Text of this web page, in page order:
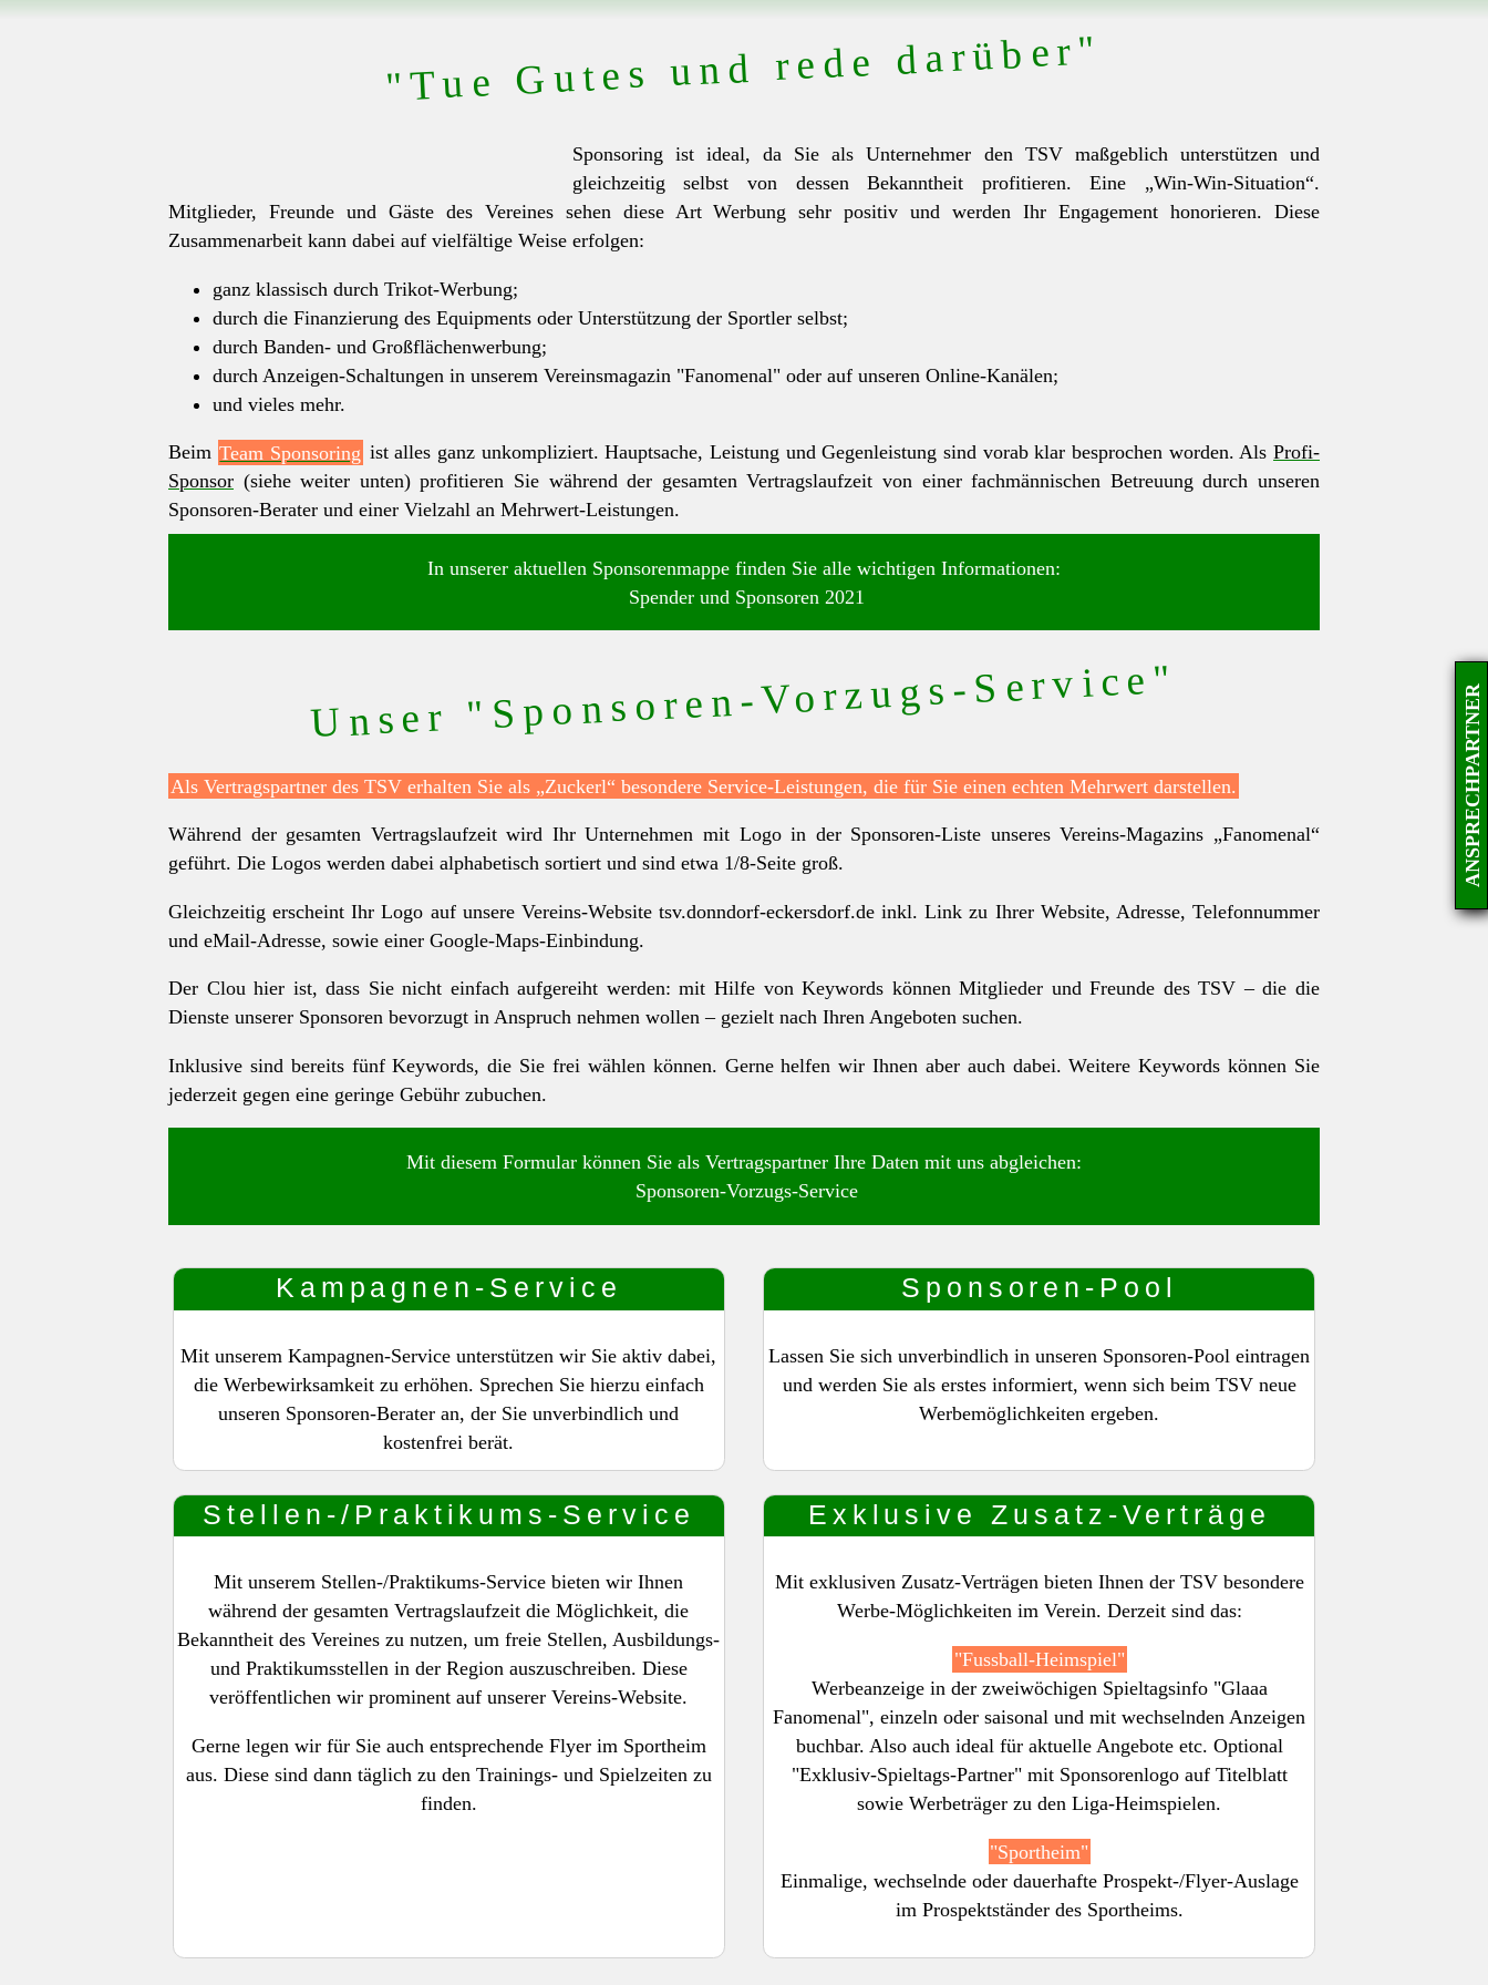
"Tue Gutes und rede darüber"
Sponsoring ist ideal, da Sie als Unternehmer den TSV maßgeblich unterstützen und
gleichzeitig selbst von dessen Bekanntheit profitieren. Eine „Win-Win-Situation“.
Mitglieder, Freunde und Gäste des Vereines sehen diese Art Werbung sehr positiv und werden Ihr Engagement honorieren. Diese
Zusammenarbeit kann dabei auf vielfältige Weise erfolgen:
ganz klassisch durch Trikot-Werbung;
durch die Finanzierung des Equipments oder Unterstützung der Sportler selbst;
durch Banden- und Großflächenwerbung;
durch Anzeigen-Schaltungen in unserem Vereinsmagazin "Fanomenal" oder auf unseren Online-Kanälen;
und vieles mehr.
Beim Team Sponsoring ist alles ganz unkompliziert. Hauptsache, Leistung und Gegenleistung sind vorab klar besprochen worden. AlsProfi-
Sponsor (siehe weiter unten) profitieren Sie während der gesamten Vertragslaufzeit von einer fachmännischen Betreuung durch unseren
Sponsoren-Berater und einer Vielzahl an Mehrwert-Leistungen.
In unserer aktuellen Sponsorenmappe finden Sie alle wichtigen Informationen:
Spender und Sponsoren 2021
Unser "Sponsoren-Vorzugs-Service"
Als Vertragspartner des TSV erhalten Sie als „Zuckerl“ besondere Service-Leistungen, die für Sie einen echten Mehrwert darstellen.
Während der gesamten Vertragslaufzeit wird Ihr Unternehmen mit Logo in der Sponsoren-Liste unseres Vereins-Magazins „Fanomenal“
geführt. Die Logos werden dabei alphabetisch sortiert und sind etwa 1/8-Seite groß.
Gleichzeitig erscheint Ihr Logo auf unsere Vereins-Website tsv.donndorf-eckersdorf.de inkl. Link zu Ihrer Website, Adresse, Telefonnummer
und eMail-Adresse, sowie einer Google-Maps-Einbindung.
Der Clou hier ist, dass Sie nicht einfach aufgereiht werden: mit Hilfe von Keywords können Mitglieder und Freunde des TSV – die die
Dienste unserer Sponsoren bevorzugt in Anspruch nehmen wollen – gezielt nach Ihren Angeboten suchen.
Inklusive sind bereits fünf Keywords, die Sie frei wählen können. Gerne helfen wir Ihnen aber auch dabei. Weitere Keywords können Sie
jederzeit gegen eine geringe Gebühr zubuchen.
Mit diesem Formular können Sie als Vertragspartner Ihre Daten mit uns abgleichen:
Sponsoren-Vorzugs-Service
Kampagnen-Service
Mit unserem Kampagnen-Service unterstützen wir Sie aktiv dabei,
die Werbewirksamkeit zu erhöhen. Sprechen Sie hierzu einfach
unseren Sponsoren-Berater an, der Sie unverbindlich und
kostenfrei berät.
Sponsoren-Pool
Lassen Sie sich unverbindlich in unseren Sponsoren-Pool eintragen
und werden Sie als erstes informiert, wenn sich beim TSV neue
Werbemöglichkeiten ergeben.
Stellen-/Praktikums-Service
Mit unserem Stellen-/Praktikums-Service bieten wir Ihnen
während der gesamten Vertragslaufzeit die Möglichkeit, die
Bekanntheit des Vereines zu nutzen, um freie Stellen, Ausbildungs-
und Praktikumsstellen in der Region auszuschreiben. Diese
veröffentlichen wir prominent auf unserer Vereins-Website.
Gerne legen wir für Sie auch entsprechende Flyer im Sportheim
aus. Diese sind dann täglich zu den Trainings- und Spielzeiten zu
finden.
Exklusive Zusatz-Verträge
Mit exklusiven Zusatz-Verträgen bieten Ihnen der TSV besondere
Werbe-Möglichkeiten im Verein. Derzeit sind das:
"Fussball-Heimspiel"
Werbeanzeige in der zweiwöchigen Spieltagsinfo "Glaaa
Fanomenal", einzeln oder saisonal und mit wechselnden Anzeigen
buchbar. Also auch ideal für aktuelle Angebote etc. Optional
"Exklusiv-Spieltags-Partner" mit Sponsorenlogo auf Titelblatt
sowie Werbeträger zu den Liga-Heimspielen.
"Sportheim"
Einmalige, wechselnde oder dauerhafte Prospekt-/Flyer-Auslage
im Prospektständer des Sportheims.
ANSPRECHPARTNER